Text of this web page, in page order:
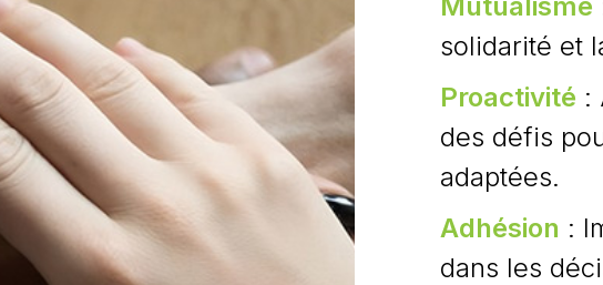
solidarité et
Proactivité :
des défis
adaptées.
Adhésion :
dans les